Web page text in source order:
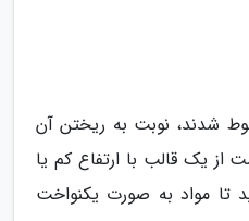
شدند، نوبت به ریختن آن
از یک قالب با ارتفاع کم یا
تا مواد به صورت یکنواخت